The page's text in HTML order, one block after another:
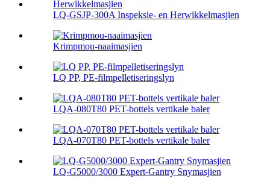
LQ-GSJP-300A Inspeksie- en Herwikkelmasjien
Krimpmou-naaimasjien
LQ PP, PE-filmpelletiseringslyn
LQA-080T80 PET-bottels vertikale baler
LQA-070T80 PET-bottels vertikale baler
LQ-G5000/3000 Expert-Gantry Snymasjien